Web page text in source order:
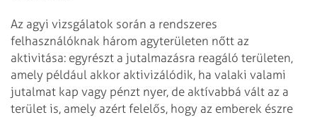
Az agyi vizsgálatok során a rendszeres
felhasználóknak három agyterületen nőtt az
aktivitása: egyrészt a jutalmazásra reagáló területen,
amely például akkor aktivizálódik, ha valaki valami
jutalmat kap vagy pénzt nyer, de aktívabbá vált az a
terület is, amely azért felelős, hogy az emberek észre